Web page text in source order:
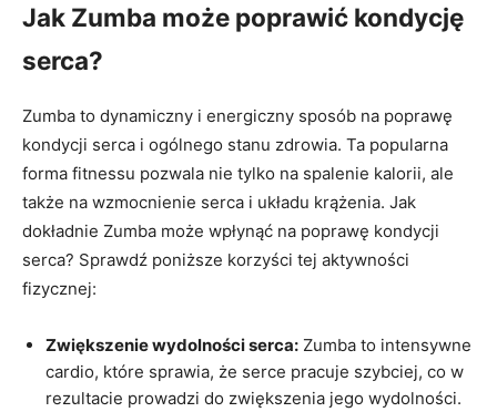
Jak Zumba może poprawić kondycję
serca?
Zumba to dynamiczny i energiczny sposób na poprawę
kondycji serca i ogólnego stanu zdrowia. Ta popularna
forma fitnessu pozwala nie tylko na spalenie kalorii, ale
także na wzmocnienie serca i układu krążenia. Jak
dokładnie Zumba może wpłynąć na poprawę kondycji
serca? Sprawdź poniższe korzyści tej aktywności
fizycznej:
Zwiększenie wydolności serca: Zumba to intensywne
cardio, które sprawia, że serce pracuje szybciej, co w
rezultacie prowadzi do zwiększenia jego wydolności.